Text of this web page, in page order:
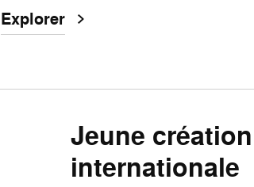
Explorer
Jeune création
internationale